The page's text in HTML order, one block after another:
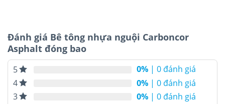
Đánh giá Bê tông nhựa nguội Carboncor
Asphalt đóng bao
5 0% | 0 đánh giá
4
0% | 0 đánh giá
3
0% | 0 đánh giá